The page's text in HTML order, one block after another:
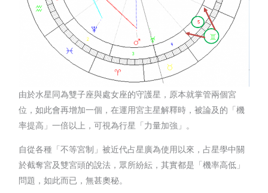
由於水星同為雙子座與處女座的守護星，原本就掌管兩個宮
位，如此會再增加一個，在運用宮主星解釋時，被論及的「機
率提高」一倍以上，可視為行星「力量加強」。
自從各種「不等宮制」被近代占星廣為使用以來，占星學中關
於截奪宮及雙宮頭的說法，眾所紛紜，其實都是「機率高低」
問題，如此而已，無甚奧秘。